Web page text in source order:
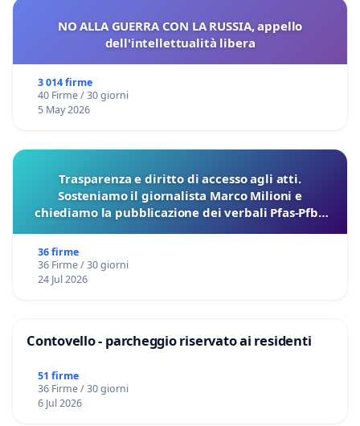
NO ALLA GUERRA CON LA RUSSIA, appello
dell'intellettualità libera
3 014 firme
40 Firme / 30 giorni
5 May 2026
Trasparenza e diritto di accesso agli atti.
Sosteniamo il giornalista Marco Milioni e
chiediamo la pubblicazione dei verbali Pfas-Pfba
36 firme
36 Firme / 30 giorni
24 Jul 2026
Contovello - parcheggio riservato ai residenti
51 firme
36 Firme / 30 giorni
6 Jul 2026